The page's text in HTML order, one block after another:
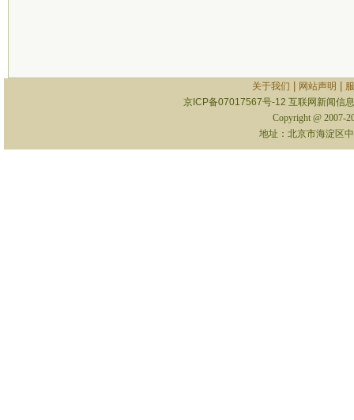
关于我们 网站声明
京ICP备07017567号-12 互联网新闻信
Copyright @ 2007-
地址：北京市海淀区